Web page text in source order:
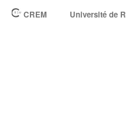
CREM Université de